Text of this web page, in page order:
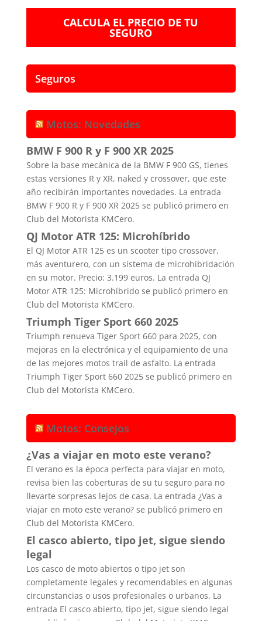
CALCULA EL PRECIO DE TU
SEGURO
Seguros
Motos: Novedades
BMW F 900 R y F 900 XR 2025
Sobre la base mecánica de la BMW F 900 GS, tienes
estas versiones R y XR, naked y crossover, que este
año recibirán importantes novedades. La entrada
BMW F 900 R y F 900 XR 2025 se publicó primero en
Club del Motorista KMCero.
QJ Motor ATR 125: Microhíbrido
El QJ Motor ATR 125 es un scooter tipo crossover,
más aventurero, con un sistema de microhibridación
en su motor. Precio: 3.199 euros. La entrada QJ
Motor ATR 125: Microhíbrido se publicó primero en
Club del Motorista KMCero.
Triumph Tiger Sport 660 2025
Triumph renueva Tiger Sport 660 para 2025, con
mejoras en la electrónica y el equipamiento de una
de las mejores motos trail de asfalto. La entrada
Triumph Tiger Sport 660 2025 se publicó primero en
Club del Motorista KMCero.
Motos: Consejos
¿Vas a viajar en moto este verano?
El verano es la época perfecta para viajar en moto,
revisa bien las coberturas de su tu seguro para no
llevarte sorpresas lejos de casa. La entrada ¿Vas a
viajar en moto este verano? se publicó primero en
Club del Motorista KMCero.
El casco abierto, tipo jet, sigue siendo
legal
Los casco de moto abiertos o tipo jet son
completamente legales y recomendables en algunas
circunstancias o usos profesionales o urbanos. La
entrada El casco abierto, tipo jet, sigue siendo legal